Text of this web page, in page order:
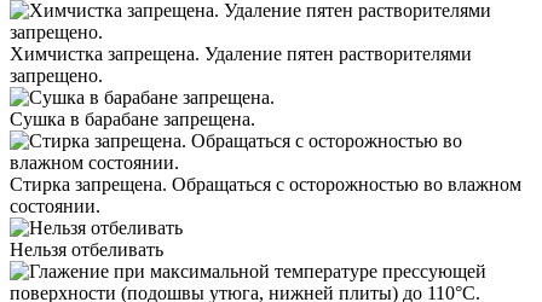
Химчистка запрещена. Удаление пятен растворителями
запрещено.
Сушка в барабане запрещена.
Стирка запрещена. Обращаться с осторожностью во влажном
состоянии.
Нельзя отбеливать